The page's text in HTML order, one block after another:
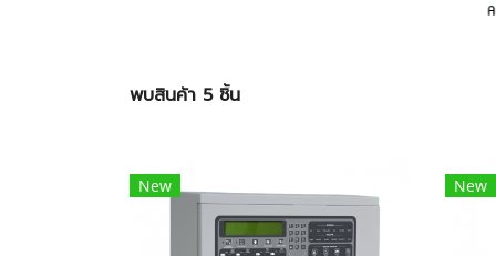
พบสินค้า 5 ชิ้น
New New